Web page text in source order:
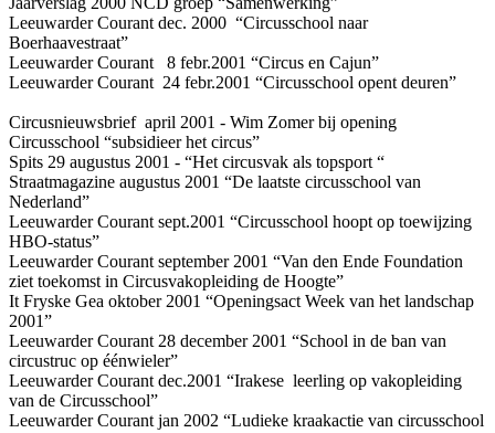
Leeuwarder Courant dec. 2000 “Circusschool naar
Boerhaavestraat”
Leeuwarder Courant 8 febr.2001 “Circus en Cajun”
Leeuwarder Courant 24 febr.2001 “Circusschool opent deuren”
Circusnieuwsbrief april 2001 - Wim Zomer bij opening
Circusschool “subsidieer het circus”
Spits 29 augustus 2001 - “Het circusvak als topsport “
Straatmagazine augustus 2001 “De laatste circusschool van
Nederland”
Leeuwarder Courant sept.2001 “Circusschool hoopt op toewijzing
HBO-status”
Leeuwarder Courant september 2001 “Van den Ende Foundation
ziet toekomst in Circusvakopleiding de Hoogte”
It Fryske Gea oktober 2001 “Openingsact Week van het landschap
2001”
Leeuwarder Courant 28 december 2001 “School in de ban van
circustruc op éénwieler”
Leeuwarder Courant dec.2001 “Irakese leerling op vakopleiding
van de Circusschool”
Leeuwarder Courant jan 2002 “Ludieke kraakactie van circusschool